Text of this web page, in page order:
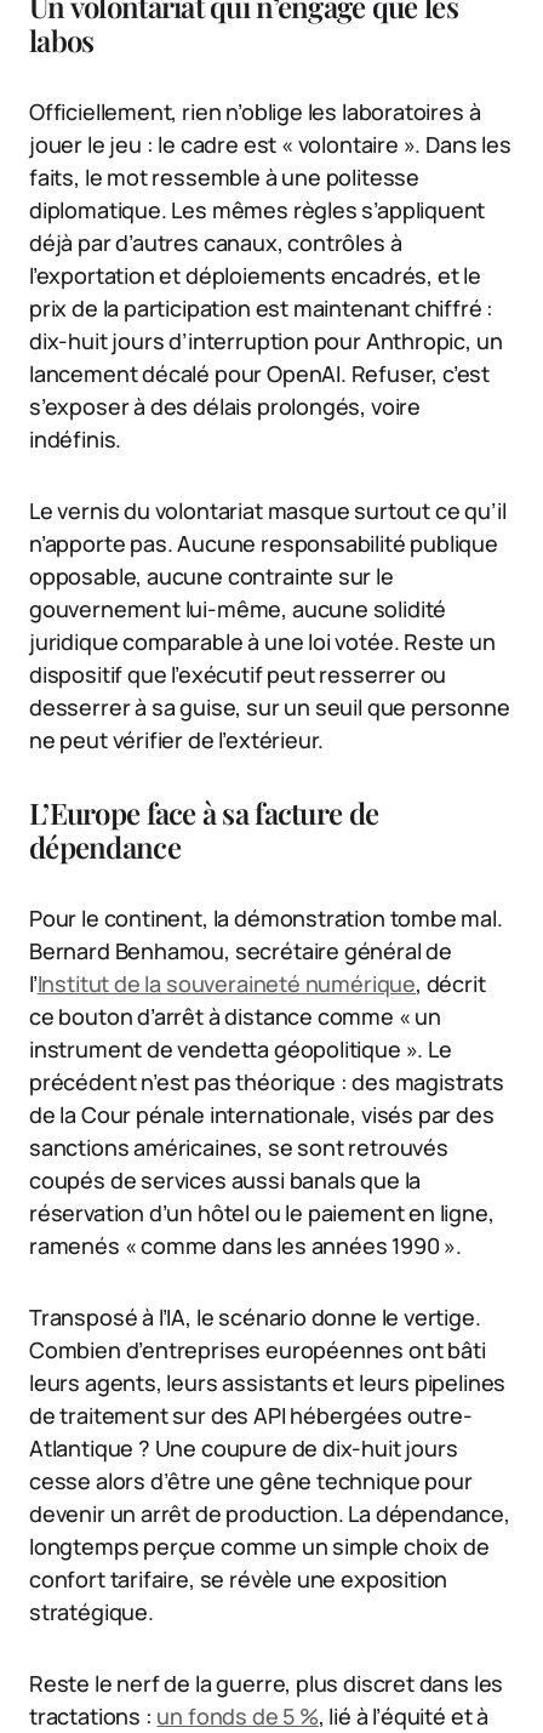
labos
Officiellement, rien n’oblige les laboratoires à
jouer le jeu : le cadre est « volontaire ». Dans les
faits, le mot ressemble à une politesse
diplomatique. Les mêmes règles s’appliquent
déjà par d’autres canaux, contrôles à
l’exportation et déploiements encadrés, et le
prix de la participation est maintenant chiffré :
dix-huit jours d’interruption pour Anthropic, un
lancement décalé pour OpenAI. Refuser, c’est
s’exposer à des délais prolongés, voire
indéfinis.
Le vernis du volontariat masque surtout ce qu’il
n’apporte pas. Aucune responsabilité publique
opposable, aucune contrainte sur le
gouvernement lui-même, aucune solidité
juridique comparable à une loi votée. Reste un
dispositif que l’exécutif peut resserrer ou
desserrer à sa guise, sur un seuil que personne
ne peut vérifier de l’extérieur.
L’Europe face à sa facture de
dépendance
Pour le continent, la démonstration tombe mal.
Bernard Benhamou, secrétaire général de
l’Institut de la souveraineté numérique, décrit
ce bouton d’arrêt à distance comme « un
instrument de vendetta géopolitique ». Le
précédent n’est pas théorique : des magistrats
de la Cour pénale internationale, visés par des
sanctions américaines, se sont retrouvés
coupés de services aussi banals que la
réservation d’un hôtel ou le paiement en ligne,
ramenés « comme dans les années 1990 ».
Transposé à l’IA, le scénario donne le vertige.
Combien d’entreprises européennes ont bâti
leurs agents, leurs assistants et leurs pipelines
de traitement sur des API hébergées outre-
Atlantique ? Une coupure de dix-huit jours
cesse alors d’être une gêne technique pour
devenir un arrêt de production. La dépendance,
longtemps perçue comme un simple choix de
confort tarifaire, se révèle une exposition
stratégique.
Reste le nerf de la guerre, plus discret dans les
tractations : un fonds de 5 %, lié à l’équité et à